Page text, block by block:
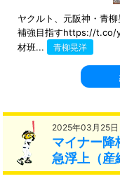
ヤクルト、元阪神・青
補強目指すhttps://t.co/
材班...
青柳晃洋
2025年03月25日
マイナー降
急浮上（産